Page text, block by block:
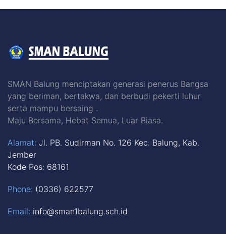
SMAN Balung menciptakan generasi penerus Bangsa
yang beriman, bertakwa, dan berbudi pekerti luhur
serta mampu bersaing .
Maju Bersama, Hebat Semua, Luar Biasa.
Alamat: Jl. PB. Sudirman No. 126 Kec. Balung, Kab.
Jember
Kode Pos: 68161
Phone: (0336) 622577
Email: info@sman1balung.sch.id